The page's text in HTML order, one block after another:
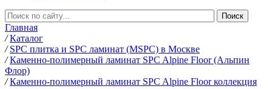
Главная
/ Каталог
/ SPC плитка и SPC ламинат (MSPC) в Москве
/ Каменно-полимерный ламинат SPC Alpine Floor (Альпин
Флор)
/ Каменно-полимерный ламинат SPC Alpine Floor коллекция